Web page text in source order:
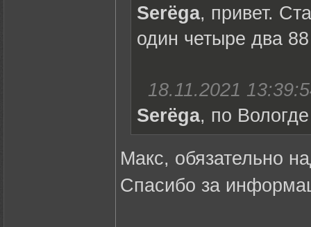
Serёga, привет.
один четыре два
18.11.2021
Serёga, по Вологде
Макс, обязательно
Спасибо за